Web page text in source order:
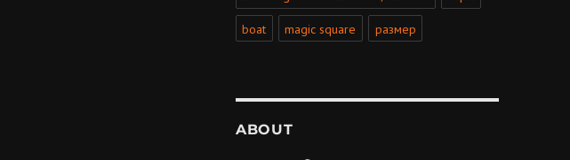
boat magic square размер
ABOUT